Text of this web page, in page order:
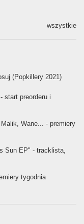
wszystkie
(Popkillery 2021)
start preorderu i
Wane... - premiery
Sun EP" - tracklista,
tygodnia